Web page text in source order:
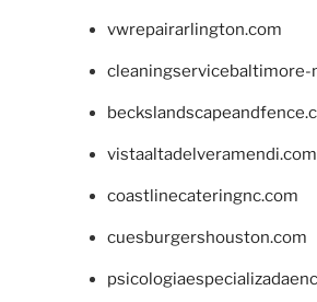
vwrepairarlington.com
cleaningservicebaltimore-
vistaaltadelveramendi.com
coastlinecateringnc.com
cuesburgershouston.com